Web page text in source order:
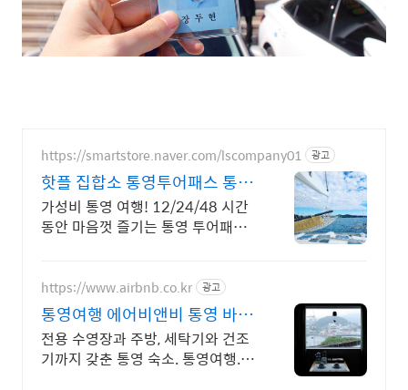
https://smartstore.naver.com/lscompany01 광고
핫플 집합소 통영투어패스 통영
여행지도 제공
가성비 통영 여행! 12/24/48 시간
동안 마음껏 즐기는 통영 투어패스!
https://www.airbnb.co.kr 광고
통영여행 에어비앤비 통영 바다
와 섬 뷰
전용 수영장과 주방, 세탁기와 건조
기까지 갖춘 통영 숙소. 통영여행. 혼